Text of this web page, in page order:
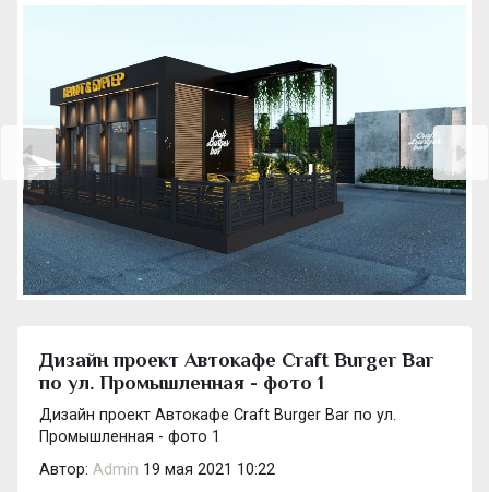
Дизайн проект Автокафе Craft Burger Bar
по ул. Промышленная - фото 1
Дизайн проект Автокафе Craft Burger Bar по ул.
Промышленная - фото 1
Автор: Admin 19 мая 2021 10:22